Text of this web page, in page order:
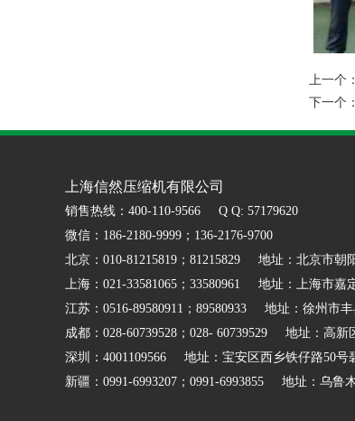
上一个：
下一个：
上海信然压缩机有限公司
销售热线：400-110-9566 Q Q: 57179620
微信：186-2180-9999；136-2176-9700
北京：010-81215819；81215829 地址：北京市朝
上海：021-33581065；33580961 地址：上海市嘉
江苏：0516-89580911；89580933 地址：徐州市
成都：028-60739528；028- 60739529 地址：高新
深圳：4001109566 地址：宝安区西乡铁仔路50号
新疆：0991-6993207；0991-6993855 地址：乌鲁